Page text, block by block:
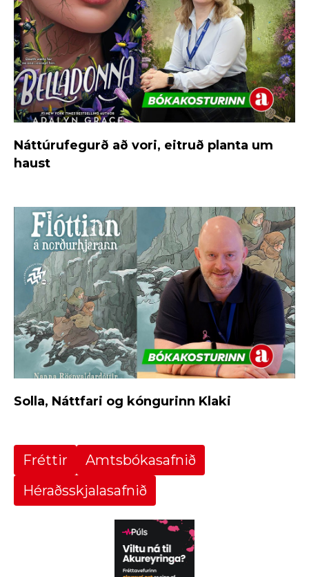
Náttúrufegurð að vori, eitruð planta um
haust
Solla, Náttfari og kóngurinn Klaki
Fréttir
Amtsbókasafnið
Héraðsskjalasafnið